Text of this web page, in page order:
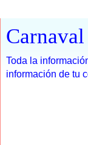
Toda la
información de tu